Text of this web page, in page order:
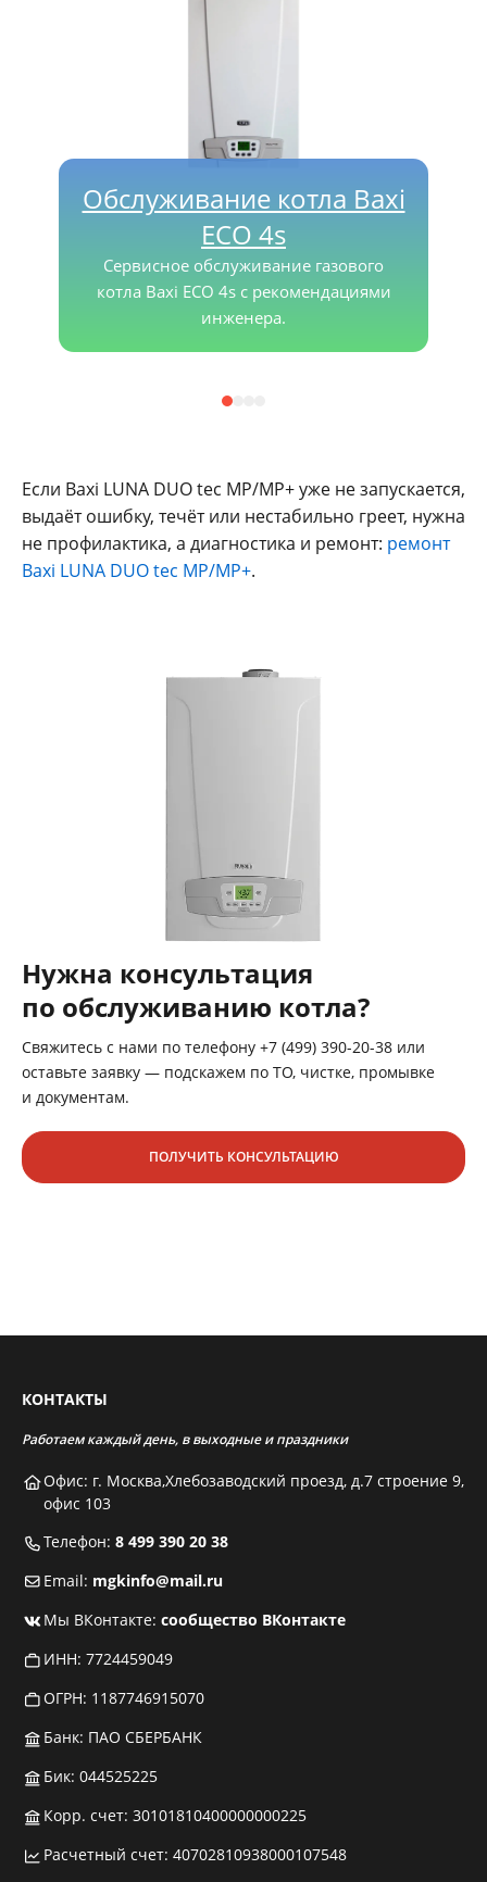
Обслуживание котла Baxi
ECO 4s
Сервисное обслуживание газового
котла Baxi ECO 4s с рекомендациями
инженера.
Если Baxi LUNA DUO tec MP/MP+ уже не запускается,
выдаёт ошибку, течёт или нестабильно греет, нужна
не профилактика, а диагностика и ремонт: ремонт
Baxi LUNA DUO tec MP/MP+.
Нужна консультация
по обслуживанию котла?
Свяжитесь с нами по телефону +7 (499) 390-20-38 или
оставьте заявку — подскажем по ТО, чистке, промывке
и документам.
ПОЛУЧИТЬ КОНСУЛЬТАЦИЮ
КОНТАКТЫ
Работаем каждый день, в выходные и праздники
Офис: г. Москва,Хлебозаводский проезд, д.7 строение 9,
офис 103
Телефон: 8 499 390 20 38
Email: mgkinfo@mail.ru
Мы ВКонтакте: сообщество ВКонтакте
ИНН: 7724459049
ОГРН: 1187746915070
Банк: ПАО СБЕРБАНК
Бик: 044525225
Корр. счет: 30101810400000000225
Расчетный счет: 40702810938000107548